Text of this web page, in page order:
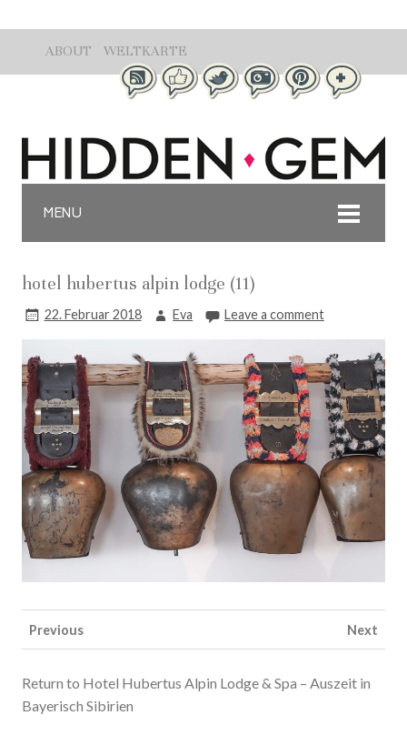
ABOUT WELTKARTE
MENU
hotel hubertus alpin lodge (11)
22. Februar 2018 Eva Leave a comment
Previous Next
Return to Hotel Hubertus Alpin Lodge & Spa – Auszeit in
Bayerisch Sibirien